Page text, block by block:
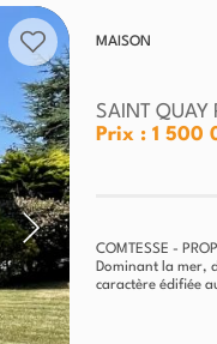
MAISON
SAINT QUAY
Prix : 1 500
COMTESSE -
Dominant la mer,
caractère édifiée